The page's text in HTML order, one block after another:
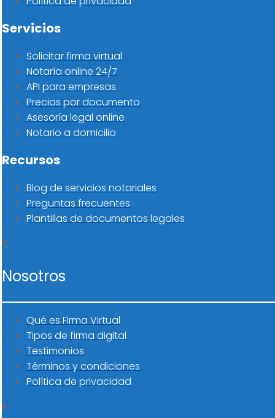
Servicios
Solicitar firma virtual
Notaría online 24/7
API para empresas
Precios por documento
Asesoría legal online
Notario a domicilio
Recursos
Blog de servicios notariales
Preguntas frecuentes
Plantillas de documentos legales
Nosotros
Qué es Firma Virtual
Tipos de firma digital
Testimonios
Términos y condiciones
Política de privacidad